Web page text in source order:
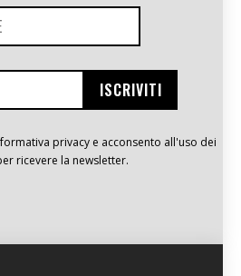
privacy e acconsento all'uso dei
ricevere la newsletter.